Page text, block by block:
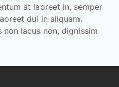
at laoreet in, semper
dui in aliquam.
lacus non, dignissim